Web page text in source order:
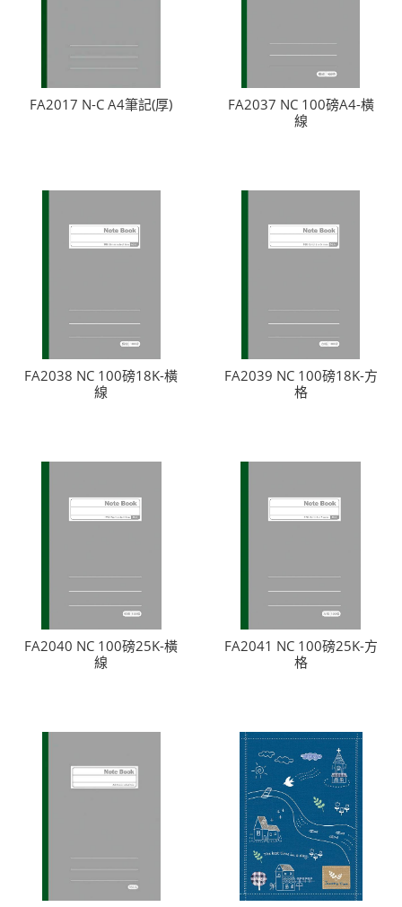
FA2017 N-C A4筆記(厚)
FA2037 NC 100磅A4-橫
線
FA2038 NC 100磅18K-橫
線
FA2039 NC 100磅18K-方
格
FA2040 NC 100磅25K-橫
線
FA2041 NC 100磅25K-方
格